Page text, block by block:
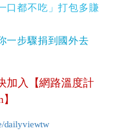
口都不吃」打包多賺
一步驟捐到國外去
加入【網路溫度計
dailyviewtw